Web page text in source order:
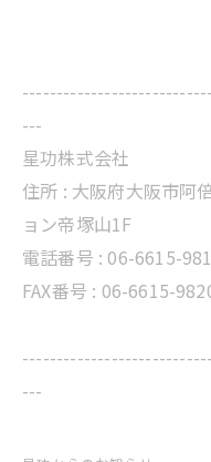
---
星功株式会社
住所 : 大阪府大阪市阿
ョン帝塚山1F
電話番号 : 06-6615-
FAX番号 : 06-6615-
---